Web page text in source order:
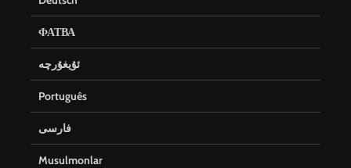
ФАТВА
ئۇيغۇرچە
Português
فارسی
Musulmonlar